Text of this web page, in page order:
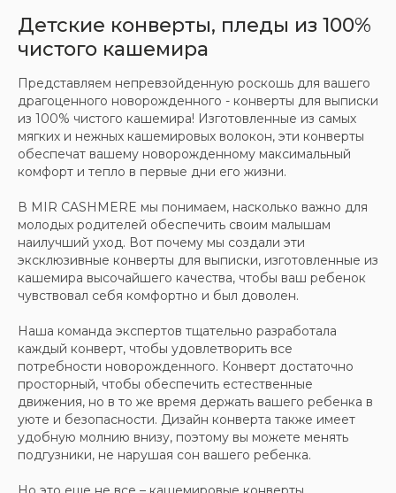
Детские конверты, пледы из 100%
чистого кашемира
Представляем непревзойденную роскошь для вашего
драгоценного новорожденного - конверты для выписки
из 100% чистого кашемира! Изготовленные из самых
мягких и нежных кашемировых волокон, эти конверты
обеспечат вашему новорожденному максимальный
комфорт и тепло в первые дни его жизни.
В MIR CASHMERE мы понимаем, насколько важно для
молодых родителей обеспечить своим малышам
наилучший уход. Вот почему мы создали эти
эксклюзивные конверты для выписки, изготовленные из
кашемира высочайшего качества, чтобы ваш ребенок
чувствовал себя комфортно и был доволен.
Наша команда экспертов тщательно разработала
каждый конверт, чтобы удовлетворить все
потребности новорожденного. Конверт достаточно
просторный, чтобы обеспечить естественные
движения, но в то же время держать вашего ребенка в
уюте и безопасности. Дизайн конверта также имеет
удобную молнию внизу, поэтому вы можете менять
подгузники, не нарушая сон вашего ребенка.
Скидка 10% за подписку
на Телеграм канал
Хотите быть в курсе всех новинок
и акций, подпишитесь на email рассылку
Ваш e-mail
Новинки, акции, подарки
и модный журнал — всё это
в нашем телеграмм канале:
MIR CASHMERE Official